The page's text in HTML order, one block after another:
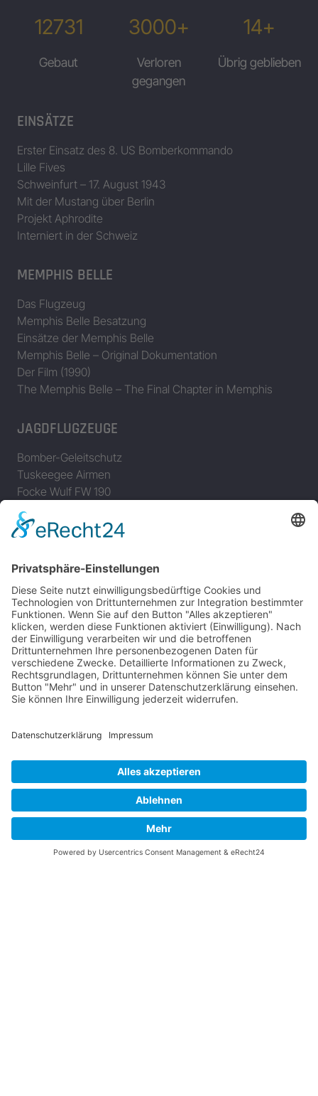
12731
Gebaut
3000+
Verloren
gegangen
14+
Übrig geblieben
EINSÄTZE
Erster Einsatz des 8. US Bomberkommando
Lille Fives
Schweinfurt – 17. August 1943
Mit der Mustang über Berlin
Projekt Aphrodite
Interniert in der Schweiz
MEMPHIS BELLE
Das Flugzeug
Memphis Belle Besatzung
Einsätze der Memphis Belle
Memphis Belle – Original Dokumentation
Der Film (1990)
The Memphis Belle – The Final Chapter in Memphis
JAGDFLUGZEUGE
Bomber-Geleitschutz
Tuskeegee Airmen
Focke Wulf FW 190
Messerschmitt Bf 109
Messerschmitt Me 163
Messerschmitt Me 262
P-47 Thunderbolt
P-51 Mustang
INFO
Über diese B-17 Webseite
Kontakt
Impressum
B-17 Fan Store
Gefällt Ihnen diese Website über die B-17 Flying
Fortress? Ich könnte Ihnen helfen, die Informationen